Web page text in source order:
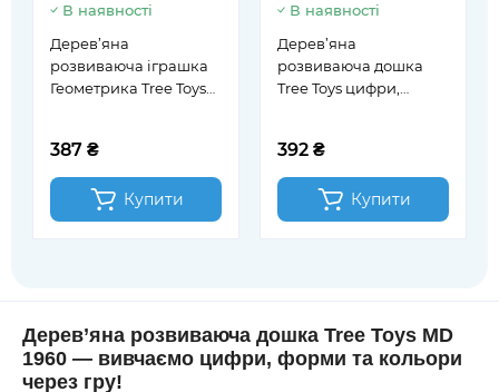
В наявності
Дерев’яна
розвиваюча іграшка
Геометрика Tree Toys
см. (MD 1268)
387 ₴
Купити
В наявності
Дерев’яна
розвиваюча дошка
Tree Toys цифри,
2886)
392 ₴
Купити
Дерев’яна розвиваюча дошка Tree Toys MD
1960 — вивчаємо цифри, форми та кольори
через гру!